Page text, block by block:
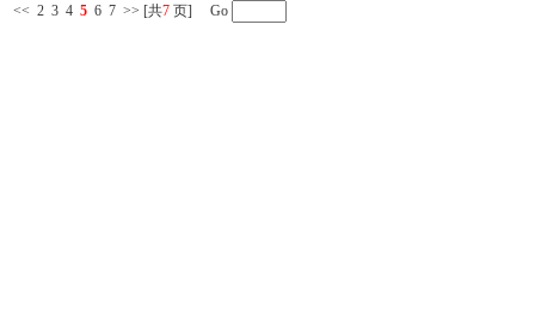
<< 2 3 4 5 6 7 >> [共7 页] Go